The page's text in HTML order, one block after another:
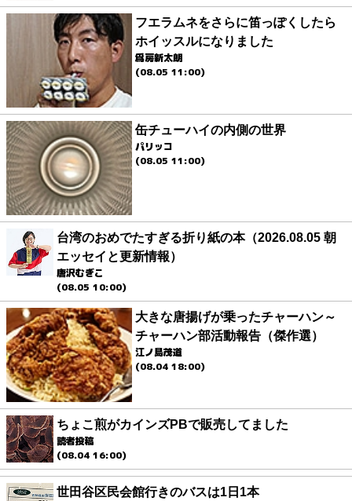
フエラムネをさらに笛っぽくしたら
ホイッスルになりました
爲房新太朗
(08.05 11:00)
缶チューハイの内側の世界
パリッコ
(08.05 11:00)
台湾のおめでたすぎる折り紙の本（2026.08.05 朝
エッセイと更新情報）
唐沢むぎこ
(08.05 10:00)
大きな唐揚げが乗ったチャーハン～
チャーハン部活動報告（傑作選）
江ノ島茂道
(08.04 18:00)
ちょこ煎がカインズPBで販売してました
読者投稿
(08.04 16:00)
世田谷区民会館行きのバスは1日1本